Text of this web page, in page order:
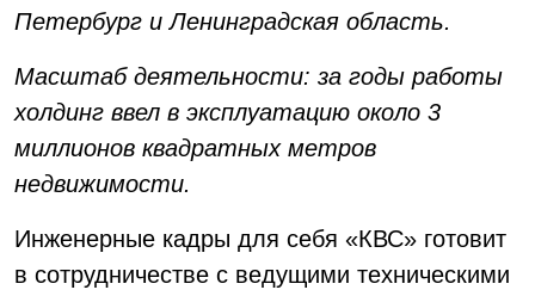
Петербург и Ленинградская область.
Масштаб деятельности: за годы работы
холдинг ввел в эксплуатацию около 3
миллионов квадратных метров
недвижимости.
Инженерные кадры для себя «КВС» готовит
в сотрудничестве с ведущими техническими